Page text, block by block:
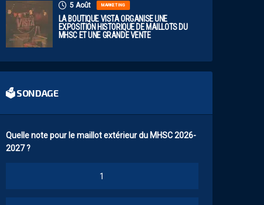
5 Août MARKETING
LA BOUTIQUE VISTA ORGANISE UNE
EXPOSITION HISTORIQUE DE MAILLOTS DU
MHSC ET UNE GRANDE VENTE
🗳 SONDAGE
Quelle note pour le maillot extérieur du MHSC 2026-
2027 ?
1